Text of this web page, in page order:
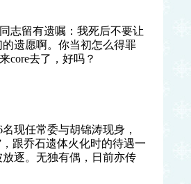
志留有遗嘱：我死后不要让
遗愿啊。你当初怎么得罪
core去了，好吗？
名现任常委与胡锦涛现身，
跟乔石遗体火化时的待遇一
逐。无独有偶，日前亦传